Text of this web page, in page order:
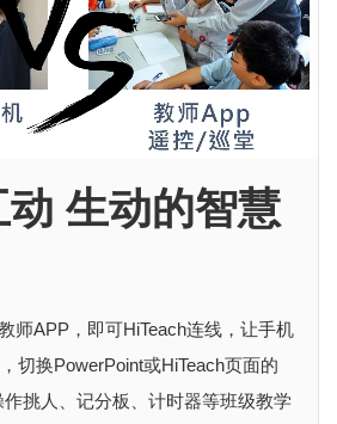
生动的智慧
师APP，即可HiTeach连线，让手机
切换PowerPoint或HiTeach页面的
作挑人、记分板、计时器等班级教学